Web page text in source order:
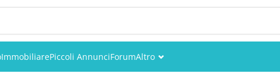
ImmobiliarePiccoli AnnunciForumAltro